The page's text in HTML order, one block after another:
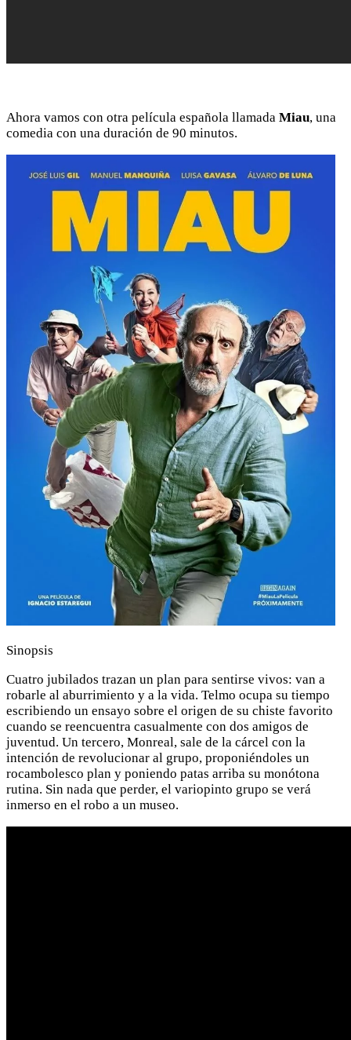
Ahora vamos con otra película española llamada Miau, una
comedia con una duración de 90 minutos.
Sinopsis
Cuatro jubilados trazan un plan para sentirse vivos: van a
robarle al aburrimiento y a la vida. Telmo ocupa su tiempo
escribiendo un ensayo sobre el origen de su chiste favorito
cuando se reencuentra casualmente con dos amigos de
juventud. Un tercero, Monreal, sale de la cárcel con la
intención de revolucionar al grupo, proponiéndoles un
rocambolesco plan y poniendo patas arriba su monótona
rutina. Sin nada que perder, el variopinto grupo se verá
inmerso en el robo a un museo.